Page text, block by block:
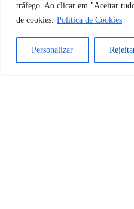
tráfego. Ao clicar em "Aceitar
de cookies. Política de Cookies
Personalizar
Sim